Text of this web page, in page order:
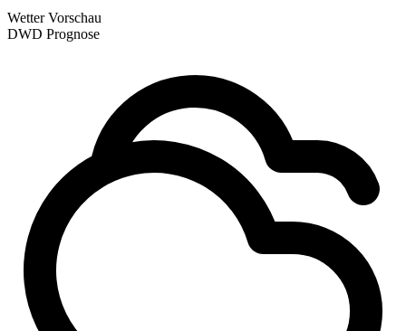
Wetter Vorschau
DWD Prognose